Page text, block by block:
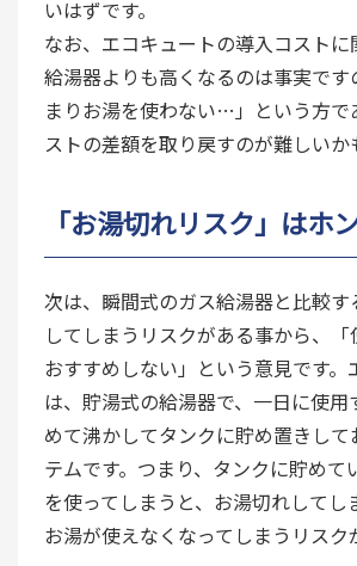
いはずです。
なお、エコキュートの導入コスト
給湯器よりも高くなるのは事実です
まりお湯を使わない…」という方で
ストの差額を取り戻すのが難しいか
「お湯切れリスク」はホ
次は、瞬間式のガス給湯器と比較
してしまうリスクがある事から、「
おすすめしない」という意見です。
は、貯湯式の給湯器で、一日に使用
めて沸かしてタンクに貯め置きし
テムです。つまり、タンクに貯めて
を使ってしまうと、お湯切れしてし
お湯が使えなくなってしまうリスク